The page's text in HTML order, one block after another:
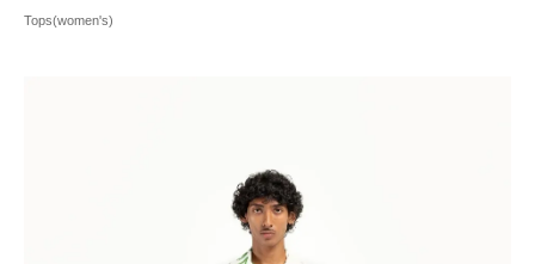
Tops(women's)